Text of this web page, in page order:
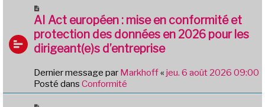
s
a
g
o
u
v
e
u
m
e
AI Act européen : mise en conformité et
protection des données en 2026 pour les
dirigeant(e)s d’entreprise
Dernier message par Markhoff« jeu. 6 août 2026 09:00
Posté dans Conformité